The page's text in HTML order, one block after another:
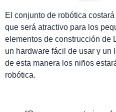
El conjunto de robótica
que será atractivo para los
elementos de construcción de
un hardware fácil de usar y un
de esta manera los niños
robótica.